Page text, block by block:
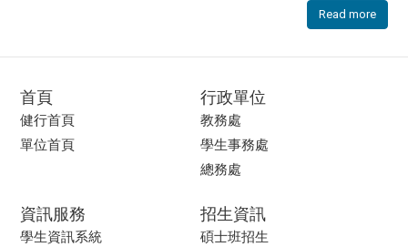
Read more
首頁
健行首頁
單位首頁
行政單位
教務處
學生事務處
總務處
資訊服務
學生資訊系統
招生資訊
碩士班招生